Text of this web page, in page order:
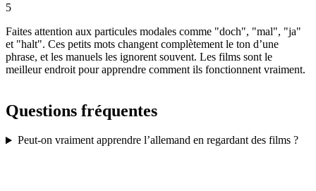
5
Faites attention aux particules modales comme "doch", "mal", "ja"
et "halt". Ces petits mots changent complètement le ton d’une
phrase, et les manuels les ignorent souvent. Les films sont le
meilleur endroit pour apprendre comment ils fonctionnent vraiment.
Questions fréquentes
Peut-on vraiment apprendre l’allemand en regardant des films ?